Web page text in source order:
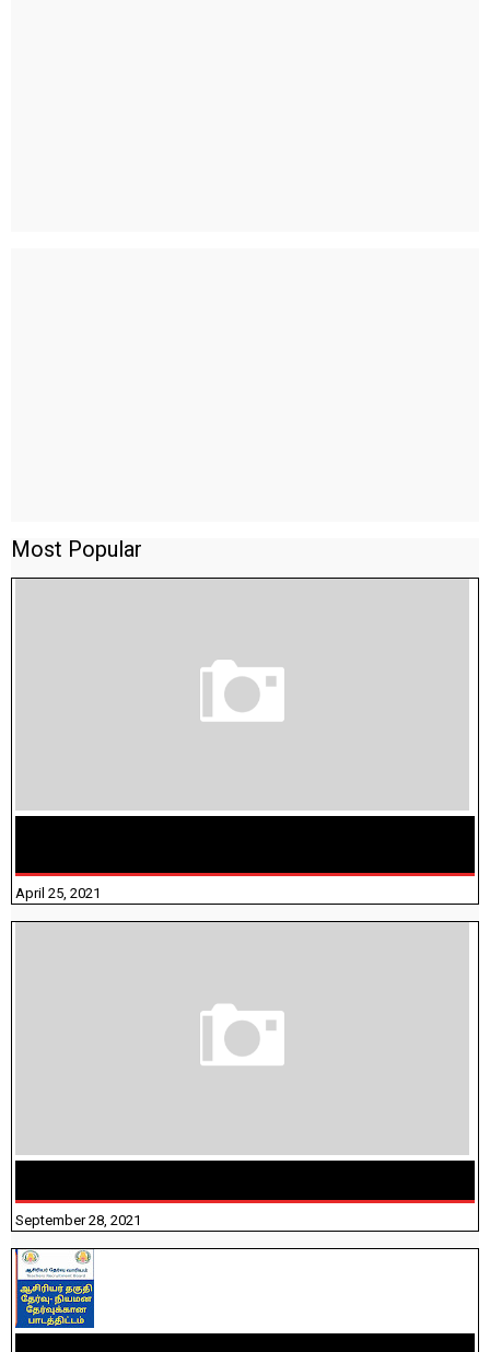
Most Popular
April 25, 2021
September 28, 2021